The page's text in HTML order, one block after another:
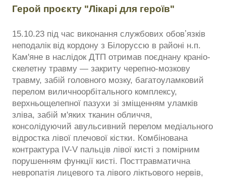
Герой проєкту "Лікарі для героїв"
15.10.23 під час виконання службових обовʼязків
неподалік від кордону з Білоруссю в районі н.п.
Кам'яне в наслідок ДТП отримав поєднану краніо-
скелетну травму — закриту черепно-мозкову
травму, забій головного мозку, багатоуламковий
перелом виличноорбітального комплексу,
верхньощелепної пазухи зі зміщенням уламків
зліва, забій м'яких тканин обличчя,
консолідуючий авульсивний перелом медіального
відростка лівої плечової кістки. Комбінована
контрактура IV-V пальців лівої кисті з помірним
порушенням функції кисті. Посттравматична
невропатія лицевого та лівого ліктьового нервів,